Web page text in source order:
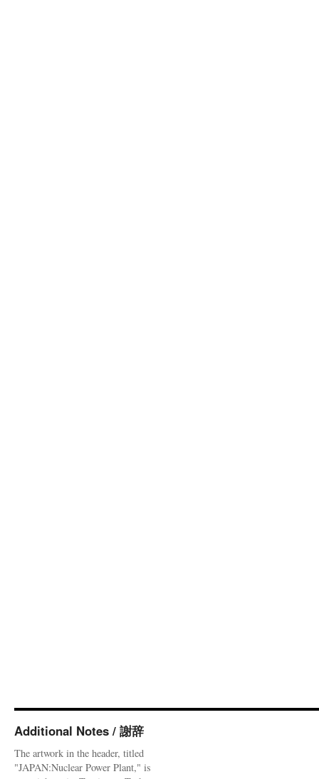
Additional Notes / 謝辞
The artwork in the header, titled
"JAPAN:Nuclear Power Plant," is